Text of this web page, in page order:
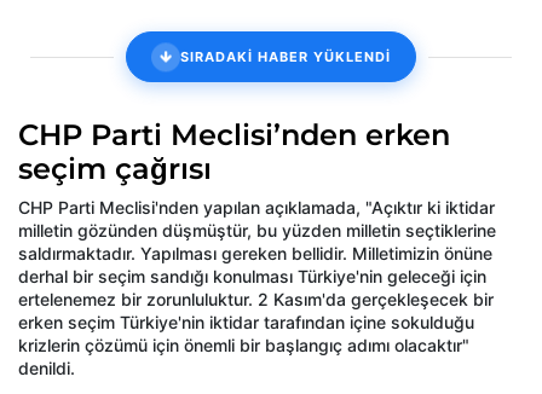
SIRADAKİ HABER YÜKLENDİ
CHP Parti Meclisi’nden erken
seçim çağrısı
CHP Parti Meclisi'nden yapılan açıklamada, "Açıktır ki iktidar
milletin gözünden düşmüştür, bu yüzden milletin seçtiklerine
saldırmaktadır. Yapılması gereken bellidir. Milletimizin önüne
derhal bir seçim sandığı konulması Türkiye'nin geleceği için
ertelenemez bir zorunluluktur. 2 Kasım'da gerçekleşecek bir
erken seçim Türkiye'nin iktidar tarafından içine sokulduğu
krizlerin çözümü için önemli bir başlangıç adımı olacaktır"
denildi.